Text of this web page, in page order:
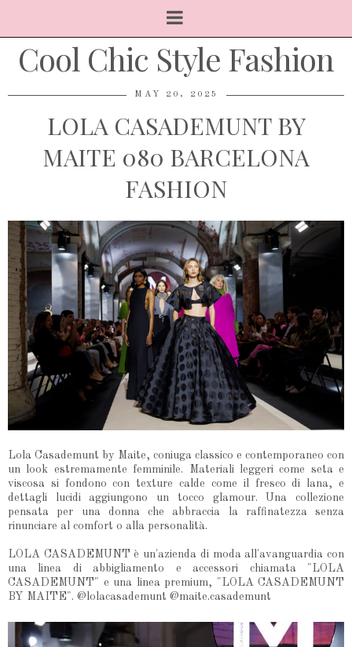
Cool Chic Style Fashion
MAY 20, 2025
LOLA CASADEMUNT BY
MAITE 080 BARCELONA
FASHION
Lola Casademunt by Maite, coniuga classico e contemporaneo con
un look estremamente femminile. Materiali leggeri come seta e
viscosa si fondono con texture calde come il fresco di lana, e
dettagli lucidi aggiungono un tocco glamour. Una collezione
pensata per una donna che abbraccia la raffinatezza senza
rinunciare al comfort o alla personalità.
LOLA CASADEMUNT è un'azienda di moda all'avanguardia con
una linea di abbigliamento e accessori chiamata "LOLA
CASADEMUNT" e una linea premium, "LOLA CASADEMUNT
BY MAITE". @lolacasademunt @maite.casademunt